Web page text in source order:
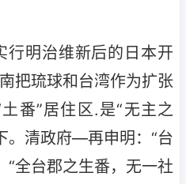
行明治维新后的日本开
把琉球和台湾作为扩张
番”居住区.是“无主之
。清政府—再申明：“台
“全台郡之生番，无一社